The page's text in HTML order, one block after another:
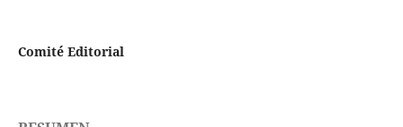
Comité Editorial